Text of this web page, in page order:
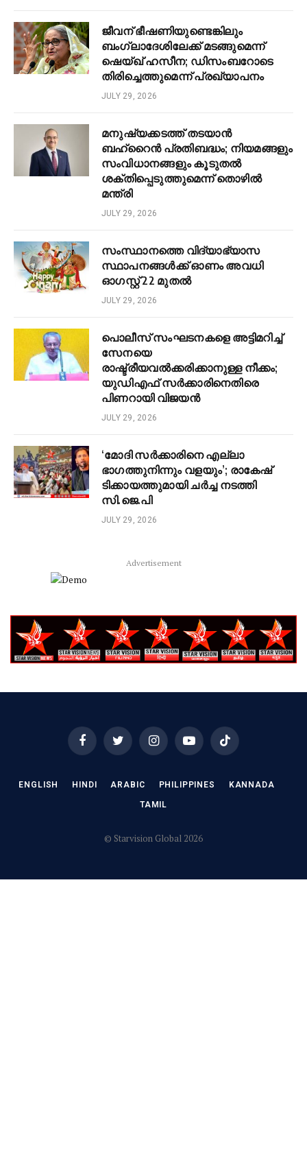
ജീവന് ഭീഷണിയുണ്ടെങ്കിലും
ബംഗ്ലാദേശിലേക്ക് മടങ്ങുമെന്ന്
ഷെയ്ഖ് ഹസീന; ഡിസംബറോടെ
തിരിച്ചെത്തുമെന്ന് പ്രഖ്യാപനം
JULY 29, 2026
മനുഷ്യക്കടത്ത് തടയാൻ
ബഹ്‌റൈൻ പ്രതിബദ്ധം; നിയമങ്ങളും
സംവിധാനങ്ങളും കൂടുതൽ
ശക്തിപ്പെടുത്തുമെന്ന് തൊഴിൽ
മന്ത്രി
JULY 29, 2026
സംസ്ഥാനത്തെ വിദ്യാഭ്യാസ
സ്ഥാപനങ്ങൾക്ക് ഓണം അവധി
ഓഗസ്റ്റ് 22 മുതൽ
JULY 29, 2026
പൊലീസ് സംഘടനകളെ അട്ടിമറിച്ച്
സേനയെ
രാഷ്ട്രീയവൽക്കരിക്കാനുള്ള നീക്കം;
യുഡിഎഫ് സർക്കാരിനെതിരെ
പിണറായി വിജയൻ
JULY 29, 2026
‘മോദി സർക്കാരിനെ എല്ലാ
ഭാഗത്തുനിന്നും വളയും’; രാകേഷ്
ടിക്കായത്തുമായി ചർച്ച നടത്തി
സി.ജെ.പി
JULY 29, 2026
Advertisement
FacebookTwitter InstagramYouTubeTikTok
ENGLISH HINDI ARABIC PHILIPPINES KANNADA
TAMIL
© Starvision Global 2026